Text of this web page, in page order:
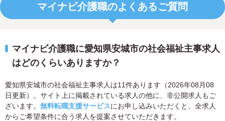
マイナビ介護職のよくあるご質問
マイナビ介護職に愛知県安城市の社会福祉主事求人
はどのくらいありますか？
愛知県安城市の社会福祉主事求人は11件あります（2026年08月08
日更新）。サイト上に掲載されている求人の他に、非公開求人もご
ざいます。 無料転職支援サービスにお申し込みいただくと、全求人
からご希望条件に合う求人を提案させていただきます。